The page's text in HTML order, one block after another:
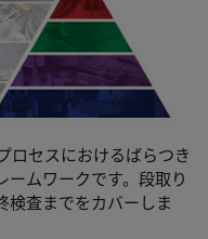
ロセスにおけるばらつき
ムワークです。段取り
検査までをカバーしま